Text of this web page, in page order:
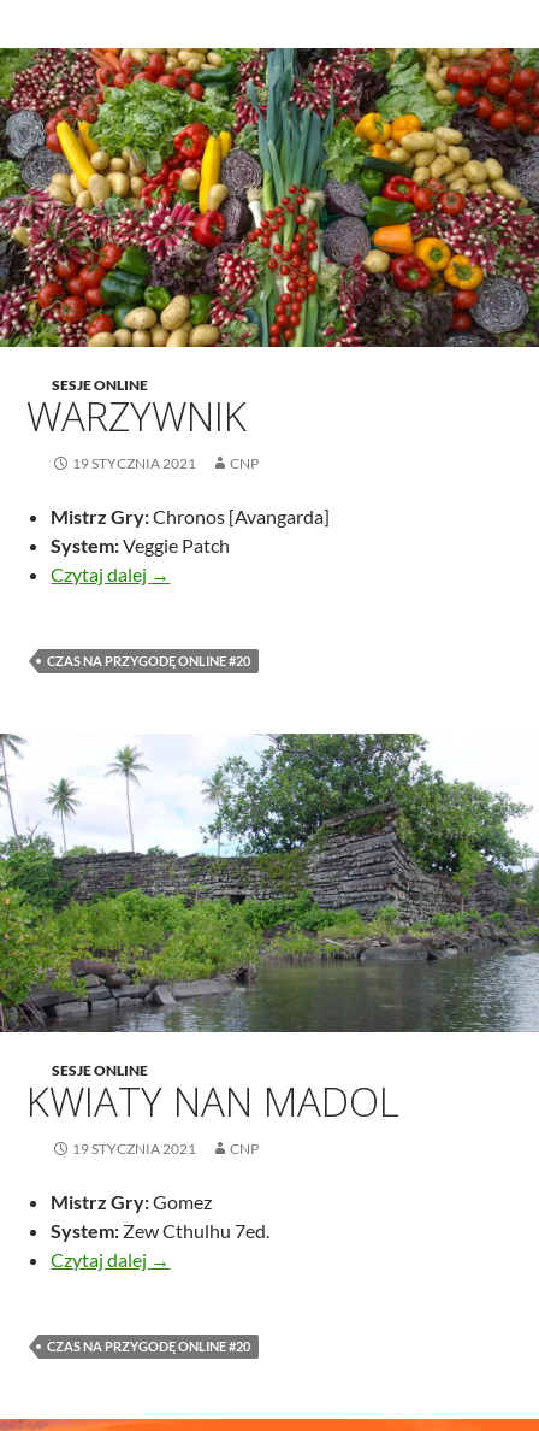
SESJE ONLINE
WARZYWNIK
19 STYCZNIA 2021 CNP
Mistrz Gry:Chronos [Avangarda]
System:Veggie Patch
Czytaj dalej Warzywnik
→
CZAS NA PRZYGODĘ ONLINE #20
SESJE ONLINE
KWIATY NAN MADOL
19 STYCZNIA 2021 CNP
Mistrz Gry:Gomez
System: Zew Cthulhu 7ed.
Czytaj dalej Kwiaty Nan Madol
→
CZAS NA PRZYGODĘ ONLINE #20